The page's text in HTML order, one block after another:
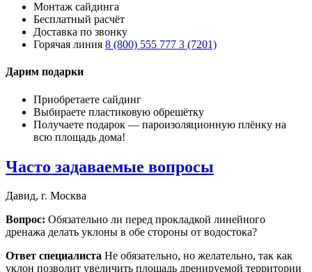
Монтаж сайдинга
Бесплатный расчёт
Доставка по звонку
Горячая линия 8 (800) 555 777 3 (7201)
Дарим подарки
Приобретаете сайдинг
Выбираете пластиковую обрешётку
Получаете подарок — пароизоляционную плёнку на
всю площадь дома!
Часто задаваемые вопросы
Давид, г. Москва
Вопрос: Обязательно ли перед прокладкой линейного
дренажа делать уклоны в обе стороны от водостока?
Ответ специалиста Не обязательно, но желательно, так как
уклон позволит увеличить площадь дренируемой территории